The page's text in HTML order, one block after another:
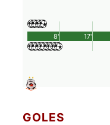
8' 17'
GOLES